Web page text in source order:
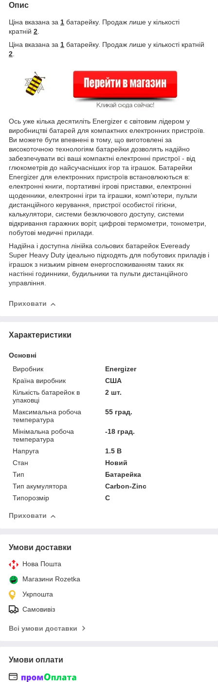
Опис
Ціна вказана за 1 батарейку. Продаж лише у кількості
кратній 2
Ціна вказана за 1 батарейку. Продаж лише у кількості кратній
2
Ось уже кілька десятиліть Energizer є світовим лідером у
виробництві батарей для компактних електронних пристроїв.
Ви можете бути впевнені в тому, що виготовлені за
високоточною технологіям батарейки дозволять надійно
забезпечувати всі ваші компактні електронні пристрої - від
глюкометрів до найсучасніших ігор та іграшок. Батарейки
Energizer для електронних пристроїв встановлюються в:
електронні книги, портативні ігрові приставки, електронні
щоденники, електронні ігри та іграшки, комп'ютери, пульти
дистанційного керування, пристрої особистої гігієни,
калькулятори, системи безключового доступу, системи
відкривання гаражних воріт, цифрові термометри, тонометри,
побутові медичні прилади.
Надійна і доступна лінійка сольових батарейок Eveready
Super Heavy Duty ідеально підходять для побутових приладів і
іграшок з низьким рівнем енергоспоживанням таких як
настінні годинники, будильники та пульти дистанційного
управління.
Приховати
Характеристики
Основні
Виробник
Energizer
Країна виробник
США
Кількість батарейок в
упаковці
2 шт.
Максимальна робоча
температура
55 град.
Мінімальна робоча
температура
-18 град.
Напруга
1.5 В
Стан
Новий
Тип
Батарейка
Тип акумулятора
Carbon-Zinc
Типорозмір
C
Приховати
Умови доставки
Нова Пошта
Магазини Rozetka
Укрпошта
Самовивіз
Всі умови доставки
Умови оплати